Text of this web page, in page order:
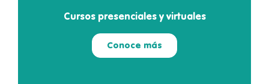
Cursos presenciales y virtuales
Conoce más